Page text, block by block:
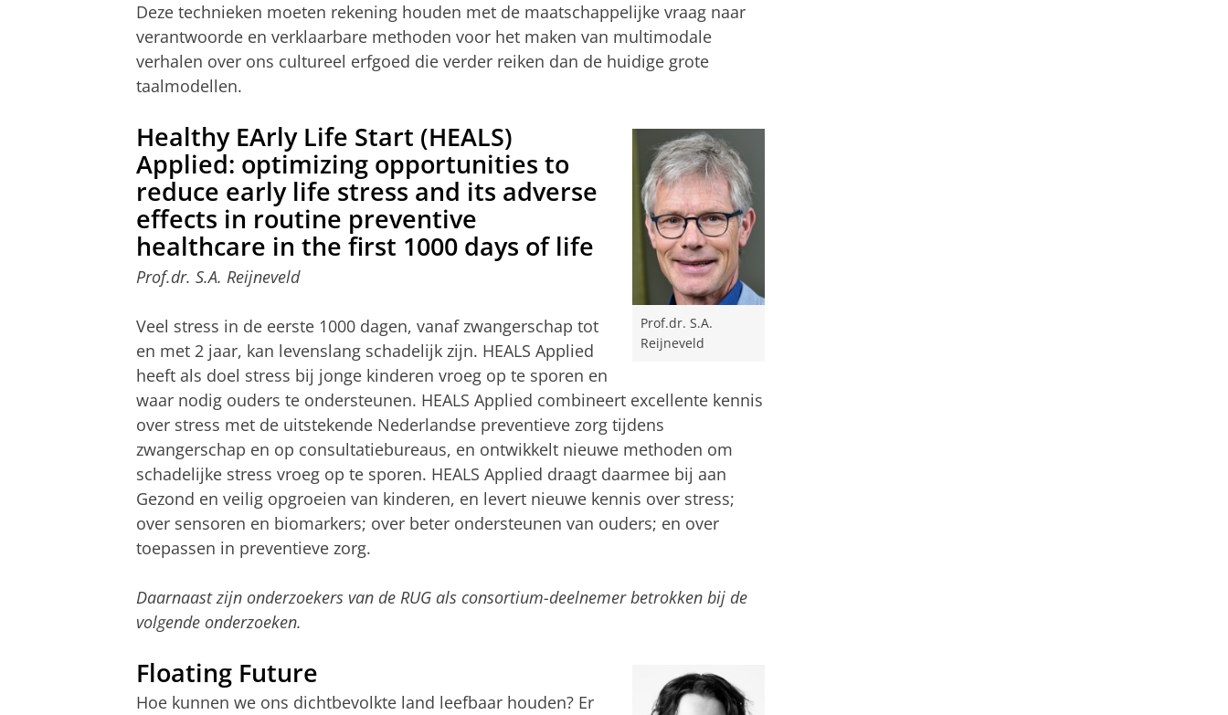
Deze technieken moeten rekening houden met de maatschappelijke vraag naar
verantwoorde en verklaarbare methoden voor het maken van multimodale
verhalen over ons cultureel erfgoed die verder reiken dan de huidige grote
taalmodellen.
Prof.dr. S.A.
Reijneveld
Healthy EArly Life Start (HEALS)
Applied: optimizing opportunities to
reduce early life stress and its adverse
effects in routine preventive
healthcare in the first 1000 days of life
Prof.dr. S.A. Reijneveld
Veel stress in de eerste 1000 dagen, vanaf zwangerschap tot
en met 2 jaar, kan levenslang schadelijk zijn. HEALS Applied
heeft als doel stress bij jonge kinderen vroeg op te sporen en
waar nodig ouders te ondersteunen. HEALS Applied combineert excellente kennis
over stress met de uitstekende Nederlandse preventieve zorg tijdens
zwangerschap en op consultatiebureaus, en ontwikkelt nieuwe methoden om
schadelijke stress vroeg op te sporen. HEALS Applied draagt daarmee bij aan
Gezond en veilig opgroeien van kinderen, en levert nieuwe kennis over stress;
over sensoren en biomarkers; over beter ondersteunen van ouders; en over
toepassen in preventieve zorg.
Daarnaast zijn onderzoekers van de RUG als consortium-deelnemer betrokken bij de
volgende onderzoeken.
Floating Future
Hoe kunnen we ons dichtbevolkte land leefbaar houden? Er